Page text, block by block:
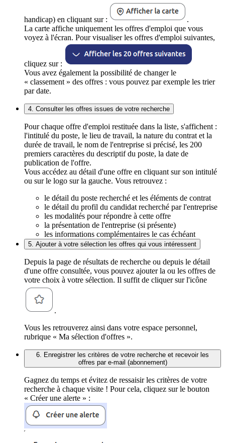
handicap) en cliquant sur :
.
La carte affiche uniquement les offres d'emploi que vous
voyez à l'écran. Pour visualiser les offres d'emploi suivantes,
cliquez sur :
Vous avez également la possibilité de changer le
« classement » des offres : vous pouvez par exemple les trier
par date.
4. Consulter les offres issues de votre recherche
Pour chaque offre d'emploi restituée dans la liste, s'affichent :
l'intitulé du poste, le lieu de travail, la nature du contrat et la
durée de travail, le nom de l'entreprise si précisé, les 200
premiers caractères du descriptif du poste, la date de
publication de l'offre.
Vous accédez au détail d'une offre en cliquant sur son intitulé
ou sur le logo sur la gauche. Vous retrouvez :
le détail du poste recherché et les éléments de contrat
le détail du profil du candidat recherché par l'entreprise
les modalités pour répondre à cette offre
la présentation de l'entreprise (si présente)
les informations complémentaires le cas échéant
5. Ajouter à votre sélection les offres qui vous intéressent
Depuis la page de résultats de recherche ou depuis le détail
d'une offre consultée, vous pouvez ajouter la ou les offres de
votre choix à votre sélection. Il suffit de cliquer sur l'icône
.
Vous les retrouverez ainsi dans votre espace personnel,
rubrique « Ma sélection d'offres ».
6. Enregistrer les critères de votre recherche et recevoir les
offres par e-mail (abonnement)
Gagnez du temps et évitez de ressaisir les critères de votre
recherche à chaque visite ! Pour cela, cliquez sur le bouton
« Créer une alerte » :